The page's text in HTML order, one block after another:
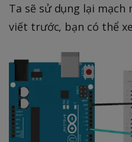
Ta sẽ sử dụng lại mạch
viết trước, bạn có thể